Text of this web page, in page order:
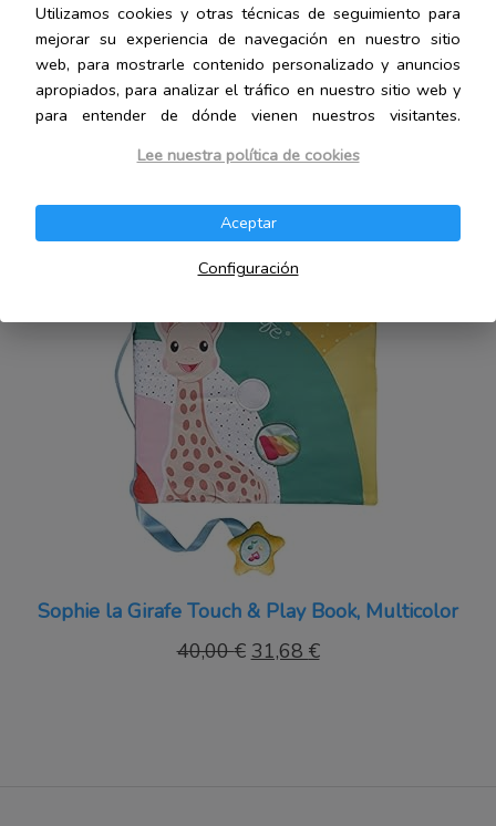
Libros blandos para bebé 1313
productos
Mantas de lactancia 33
productos
Móviles para bebé 1414
productos
Sillas mecedoras 88
Accesorios para la lactancia 11
producto
Sophie la Girafe Touch & Play Book, Multicolor
40,00€ El
31,68 €El
Utilizamos cookies y otras técnicas de seguimiento para
mejorar su experiencia de navegación en nuestro sitio
web, para mostrarle contenido personalizado y anuncios
apropiados, para analizar el tráfico en nuestro sitio web y
para entender de dónde vienen nuestros visitantes.
Lee nuestra política de cookies
Aceptar
Configuración